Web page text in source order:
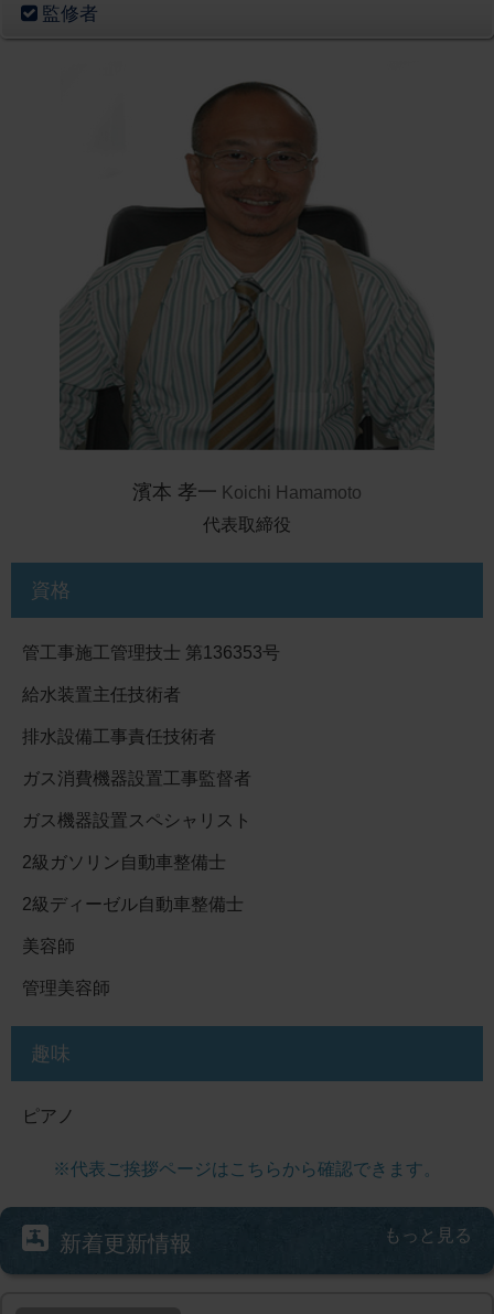
監修者
濱本 孝一 Koichi Hamamoto
代表取締役
資格
管工事施工管理技士 第136353号
給水装置主任技術者
排水設備工事責任技術者
ガス消費機器設置工事監督者
ガス機器設置スペシャリスト
2級ガソリン自動車整備士
2級ディーゼル自動車整備士
美容師
管理美容師
趣味
ピアノ
※代表ご挨拶ページはこちらから確認できます。
新着更新情報 もっと見る